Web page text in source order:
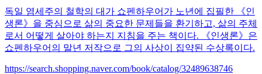
독일 염세주의 철학의 대가 쇼펜하우어가 노년에 집필한 《인
생론》을 중심으로 삶의 중요한 문제들을 환기하고, 삶의 주체
로서 어떻게 살아야 하는지 지침을 주는 책이다. 《인생론》은
쇼펜하우어의 말년 저작으로 그의 사상이 집약된 수상록이다.
https://search.shopping.naver.com/book/catalog/32489638746